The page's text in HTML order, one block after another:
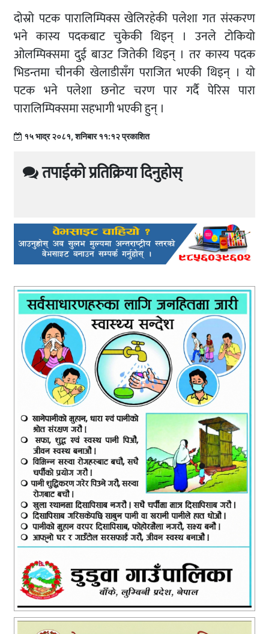
दोस्रो पटक पारालिम्पिक्स खेलिरहेकी पलेशा गत संस्करण
भने कास्य पदकबाट चुकेकी थिइन् । उनले टोकियो
ओलम्पिक्समा दुई बाउट जितेकी थिइन् ।‌ तर कास्य पदक
भिडन्तमा चीनकी खेलाडीसँग पराजित भएकी थिइन् । यो
पटक भने पलेशा छनोट चरण पार गर्दै पेरिस पारा
पारालिम्पिक्समा सहभागी भएकी हुन् ।
१५ भाद्र २०८१, शनिबार ११:१२ प्रकाशित
तपाईको प्रतिक्रिया दिनुहोस्